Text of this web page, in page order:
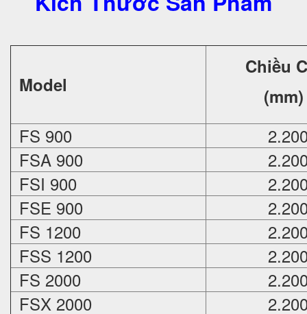
Model
Chiều
(mm)
FS 900
FSA 900
FSI 900
FSE 900
FS 1200
FSS 1200
FS 2000
FSX 2000